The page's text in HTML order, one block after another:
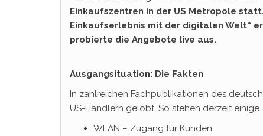
Einkaufszentren in der US Metropole
Einkaufserlebnis mit der digitalen Welt“
probierte die Angebote live aus.
Ausgangsituation: Die Fakten
In zahlreichen Fachpublikationen des
US-Händlern gelobt. So stehen derzeit einige
WLAN – Zugang für Kunden